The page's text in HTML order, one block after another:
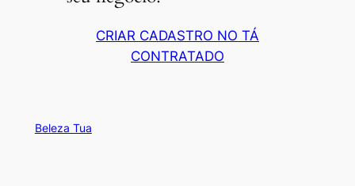
CRIAR CADASTRO NO TÁ
CONTRATADO
Beleza Tua